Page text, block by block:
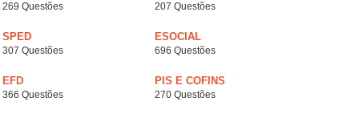
269 Questões 207 Questões
SPED
307 Questões
ESOCIAL
696 Questões
EFD
366 Questões
PIS E COFINS
270 Questões